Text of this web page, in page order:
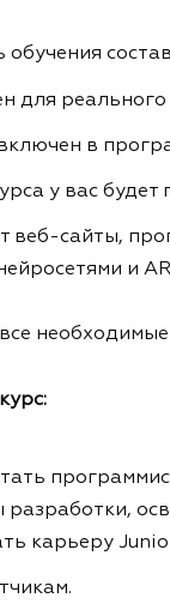
для реального
в
у вас
веб-сайты,
и
карьеру